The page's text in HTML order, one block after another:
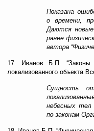
Показана
о времени,
Даются новые
ранее
автора
17. Иванов Б.П. “Законы
локализованного объекта
Сущность
небесных тел
по законам